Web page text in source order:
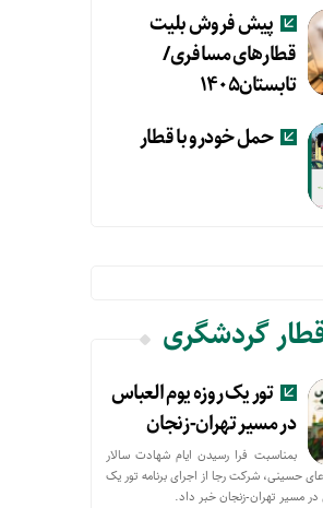
پیش فروش بلیت
قطارهای مسافری/
تابستان۱۴۰۵
حمل خودرو با قطار
گردشگری
تور یک روزه یوم العباس
در مسیر تهران-زنجان
بمناسبت فرا رسیدن ایام شهادت سالار
حسینی، شرکت رجا از اجرای برنامه تور یک
در مسیر تهران-زنجان خبر داد.